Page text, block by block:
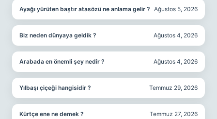
Ayağı yürüten baştır atasözü ne anlama gelir ? Ağustos 5, 2026
Biz neden dünyaya geldik ? Ağustos 4, 2026
Arabada en önemli şey nedir ? Ağustos 4, 2026
Yılbaşı çiçeği hangisidir ? Temmuz 29, 2026
Kürtçe ene ne demek ? Temmuz 27, 2026